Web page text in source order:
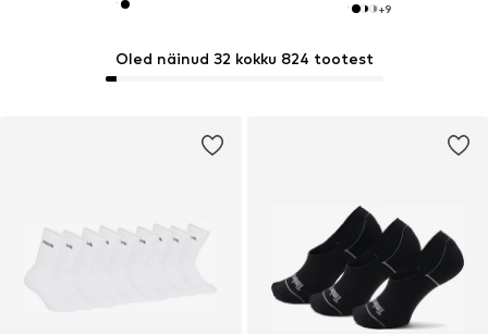
+9
Oled näinud 32 kokku 824 tootest